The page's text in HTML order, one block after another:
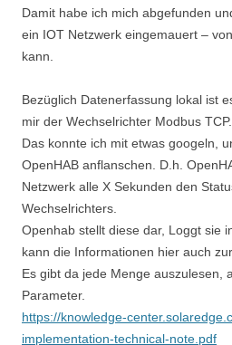
Damit habe ich mich abgefunden
ein IOT Netzwerk eingemauert –
kann.
Bezüglich Datenerfassung lokal ist
mir der Wechselrichter Modbus TCP.
Das konnte ich mit etwas googeln,
OpenHAB anflanschen. D.h.
Netzwerk alle X Sekunden den
Wechselrichters.
Openhab stellt diese dar, Loggt sie
kann die Informationen hier auch
Es gibt da jede Menge auszulesen,
Parameter.
https://knowledge-
implementation-technical-note.pdf